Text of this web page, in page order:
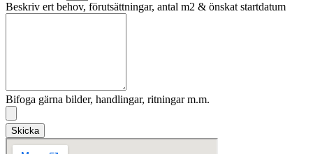
Beskriv ert behov, förutsättningar, antal m2 & önskat startdatum
Bifoga gärna bilder, handlingar, ritningar m.m.
Skicka